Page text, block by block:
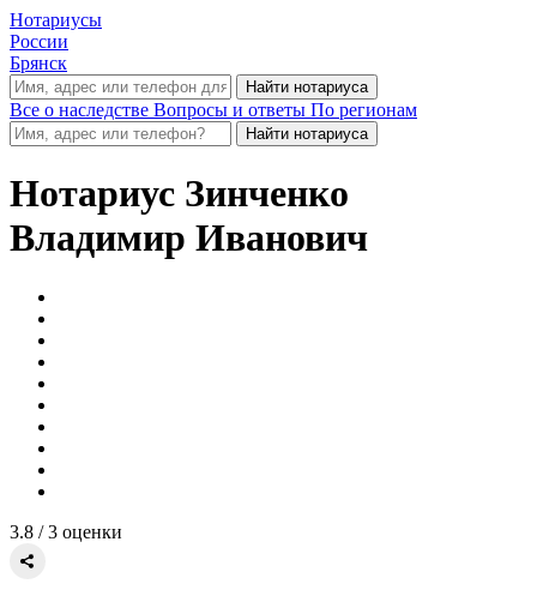
Нотариусы
России
Брянск
Все о наследстве Вопросы и ответы По регионам
Нотариус Зинченко
Владимир Иванович
3.8 / 3 оценки